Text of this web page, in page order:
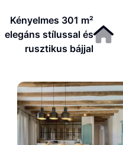
Kényelmes 301 m²
elegáns stílussal és
rusztikus bájjal